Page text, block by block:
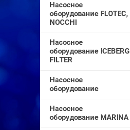
Насосное
оборудование FLOTEC,
NOCCHI
Насосное
оборудование ICEBERG
FILTER
Насосное
оборудование
Насосное
оборудование MARINA